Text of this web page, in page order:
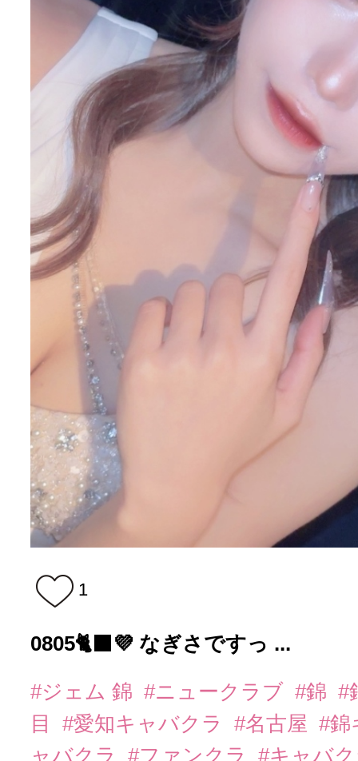
1
0805🐈‍⬛💜 なぎさですっ ...
#ジェム 錦 #ニュークラブ #錦 #
目
#愛知キャバクラ #名古屋 #錦
ャバクラ
#ファンクラ
#キャバ